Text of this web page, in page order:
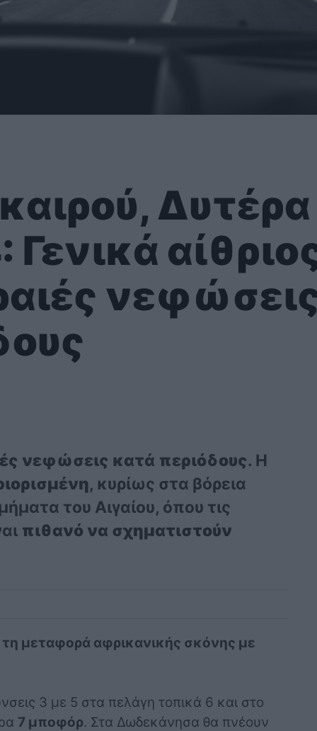
Δυτέρα
νεφώσεις κατά περιόδους. Η
, κυρίως στα βόρεια
του Αιγαίου, όπου τις
πιθανό να σχηματιστούν
μεταφορά αφρικανικής σκόνης με
3 με 5 στα πελάγη τοπικά 6 και στο
7 μποφόρ. Στα Δωδεκάνησα θα πνέουν